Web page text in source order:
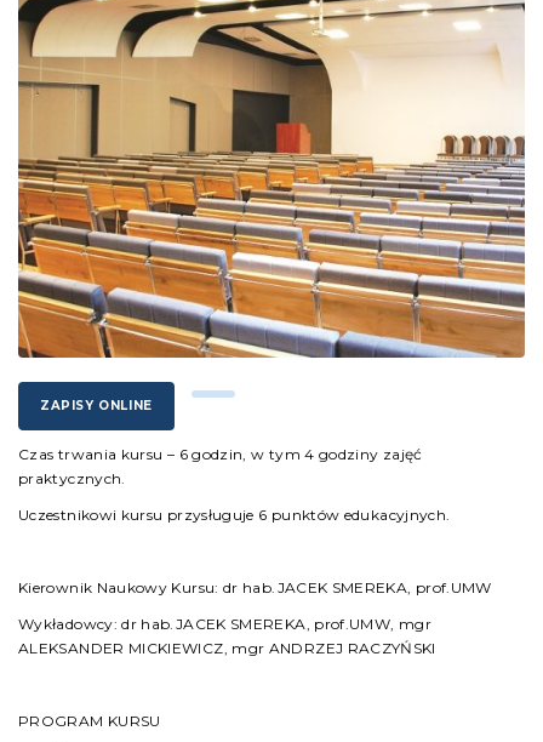
ZAPISY ONLINE
Czas trwania kursu – 6 godzin, w tym 4 godziny zajęć
praktycznych.
Uczestnikowi kursu przysługuje 6 punktów edukacyjnych.
Kierownik Naukowy Kursu: dr hab.JACEK SMEREKA, prof.UMW
Wykładowcy: dr hab.JACEK SMEREKA, prof.UMW, mgr
ALEKSANDER MICKIEWICZ, mgr ANDRZEJ RACZYŃSKI
PROGRAM KURSU